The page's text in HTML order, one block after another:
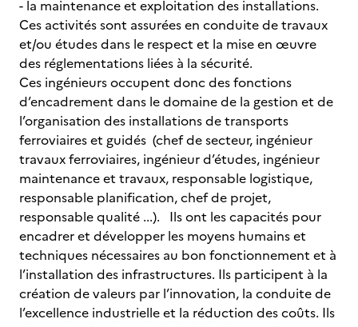
- la maintenance et exploitation des installations.
Ces activités sont assurées en conduite de travaux
et/ou études dans le respect et la mise en œuvre
des réglementations liées à la sécurité.
Ces ingénieurs occupent donc des fonctions
d’encadrement dans le domaine de la gestion et de
l’organisation des installations de transports
ferroviaires et guidés (chef de secteur, ingénieur
travaux ferroviaires, ingénieur d’études, ingénieur
maintenance et travaux, responsable logistique,
responsable planification, chef de projet,
responsable qualité ...). Ils ont les capacités pour
encadrer et développer les moyens humains et
techniques nécessaires au bon fonctionnement et à
l’installation des infrastructures. Ils participent à la
création de valeurs par l’innovation, la conduite de
l’excellence industrielle et la réduction des coûts. Ils